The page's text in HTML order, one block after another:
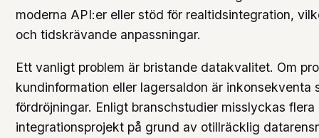
moderna API:er eller stöd för realtidsintegration,
och tidskrävande anpassningar.
Ett vanligt problem är bristande datakvalitet. Om
kundinformation eller lagersaldon är inkonsekventa
fördröjningar. Enligt branschstudier misslyckas flera
integrationsprojekt på grund av otillräcklig